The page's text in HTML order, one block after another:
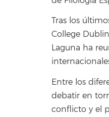
Tras los
College
Laguna ha
Entre los
debatir en
conflicto y el